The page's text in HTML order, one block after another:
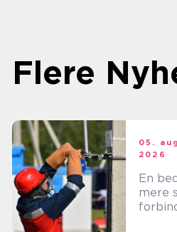
Flere
05.
2026
En
mere